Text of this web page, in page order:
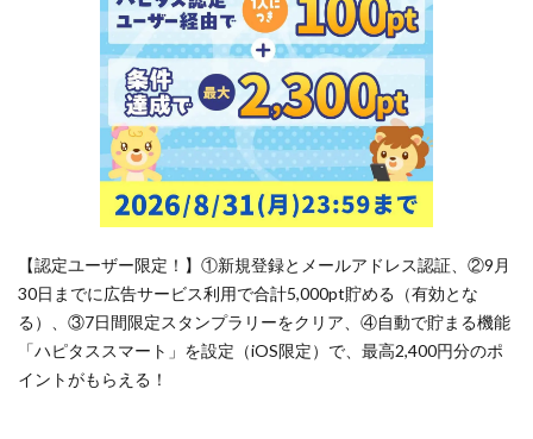
【認定ユーザー限定！】①新規登録とメールアドレス認証、②9月
30日までに広告サービス利用で合計5,000pt貯める（有効とな
る）、③7日間限定スタンプラリーをクリア、④自動で貯まる機能
「ハピタススマート」を設定（iOS限定）で、最高2,400円分のポ
イントがもらえる！